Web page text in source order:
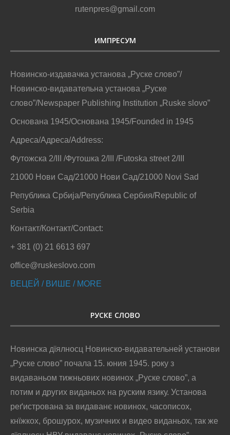
rutenpres@gmail.com
ИМПРЕСУМ
Новинско-издавачка установа „Руске слово”/
Новинско-видавательна установа „Руске
слово”/Newspaper Publishing Institution „Ruske slovo”
Основана 1945/Основана 1945/Founded in 1945
Адреса/Адреса/Address:
Футожска 2/III /Футошка 2/III /Futoska street 2/III
21000 Нови Сад/21000 Нови Сад/21000 Novi Sad
Република Србија/Република Сербия/Republic of
Serbia
Контакт/Контакт/Contact:
+ 381 (0) 21 6613 697
office@ruskeslovo.com
ВЕЦЕЙ / ВИШЕ / MORE
РУСКЕ СЛОВО
Новинска дїялносц Новинско-видавательней установи
„Руске слово” почала 15. юния 1945. року з
видаваньом тижньових новинох „Руске слово”, а
потим и других виданьох на руским язику. Установа
реґистрована за видаванє новинох, часописох,
кнїжкох, брошурох, музичних и видео виданьох, так же